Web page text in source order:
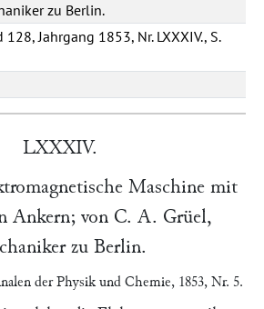
zu Berlin.
128, Jahrgang 1853, Nr. LXXXIV., S.
LXXXIV.
Maschine mit
Ankern; von C. A. Grüel,
zu Berlin.
der Physik und Chemie, 1853, Nr. 5.